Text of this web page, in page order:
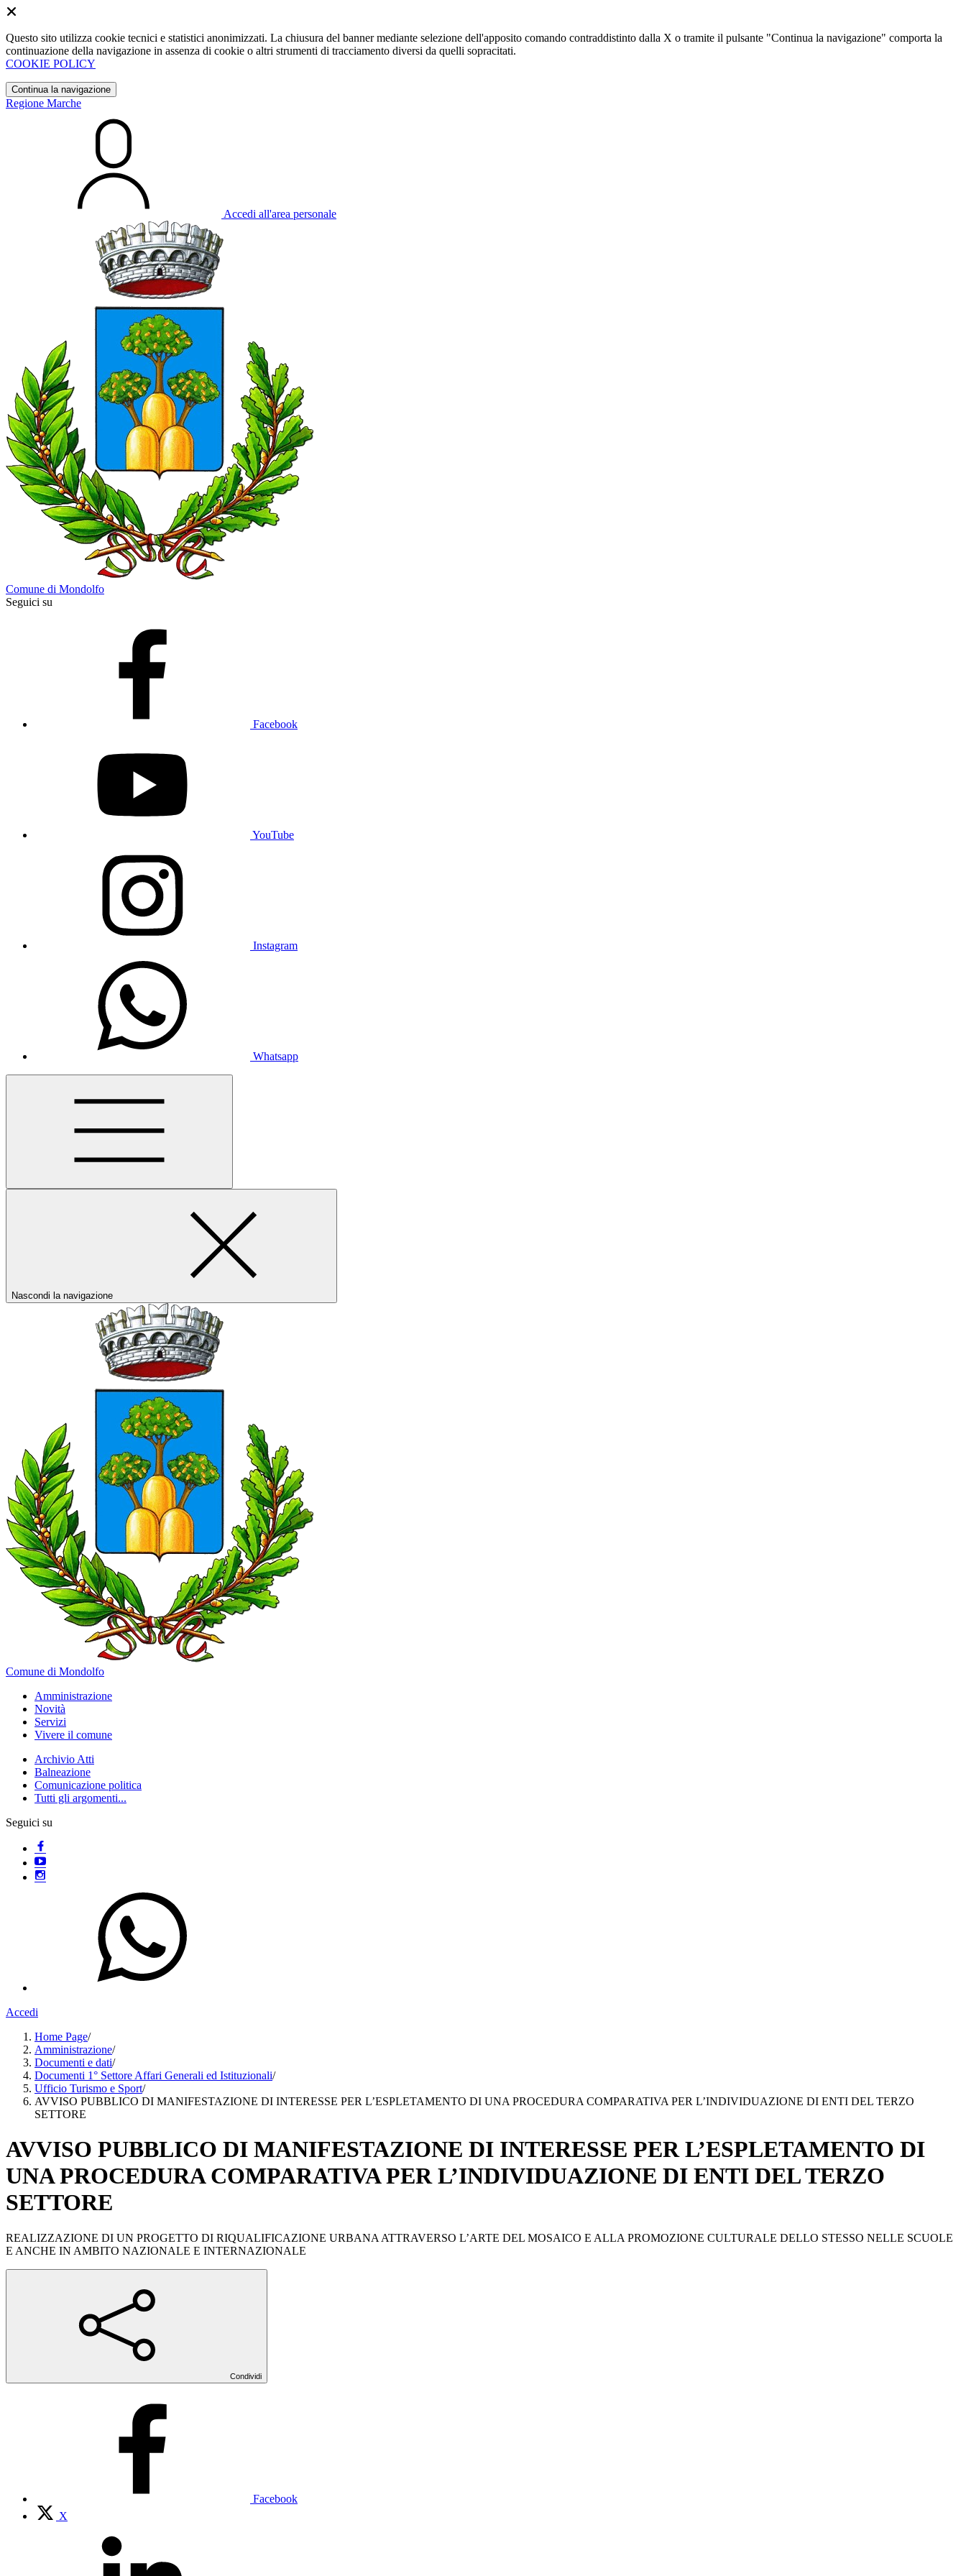
Questo sito utilizza cookie tecnici e statistici anonimizzati. La chiusura del banner mediante selezione dell'apposito comando contraddistinto dalla X o tramite il pulsante "Continua la navigazione" comporta la
continuazione della navigazione in assenza di cookie o altri strumenti di tracciamento diversi da quelli sopracitati.
COOKIE POLICY
Continua la navigazione
Regione Marche
Accedi all'area personale
Comune di Mondolfo
Seguici su
Facebook
YouTube
Instagram
Whatsapp
Nascondi la navigazione
Comune di Mondolfo
Amministrazione
Novità
Servizi
Vivere il comune
Archivio Atti
Balneazione
Comunicazione politica
Tutti gli argomenti...
Seguici su
Accedi
Home Page/
Amministrazione/
Documenti e dati/
Documenti 1° Settore Affari Generali ed Istituzionali/
Ufficio Turismo e Sport/
AVVISO PUBBLICO DI MANIFESTAZIONE DI INTERESSE PER L’ESPLETAMENTO DI UNA PROCEDURA COMPARATIVA PER L’INDIVIDUAZIONE DI ENTI DEL TERZO
SETTORE
AVVISO PUBBLICO DI MANIFESTAZIONE DI INTERESSE PER L’ESPLETAMENTO DI
UNA PROCEDURA COMPARATIVA PER L’INDIVIDUAZIONE DI ENTI DEL TERZO
SETTORE
REALIZZAZIONE DI UN PROGETTO DI RIQUALIFICAZIONE URBANA ATTRAVERSO L’ARTE DEL MOSAICO E ALLA PROMOZIONE CULTURALE DELLO STESSO NELLE SCUOLE
E ANCHE IN AMBITO NAZIONALE E INTERNAZIONALE
Condividi
Facebook
X